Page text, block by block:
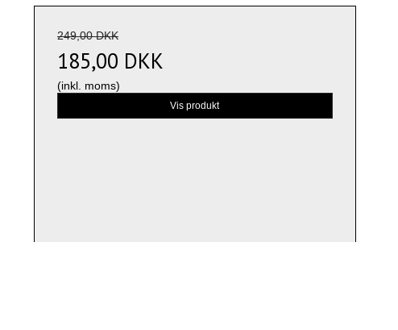
249,00 DKK
185,00 DKK
(inkl. moms)
Vis produkt